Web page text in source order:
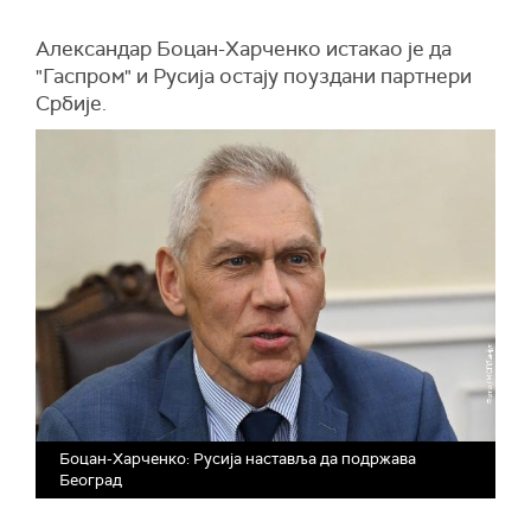
Александар Боцан-Харченко истакао је да
"Гаспром" и Русија остају поуздани партнери
Србије.
Боцан-Харченко: Русија наставља да подржава
Београд